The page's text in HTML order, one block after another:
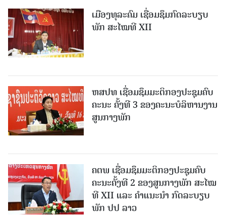
ເມືອງທຸລະຄົມ ເຊື່ອມຊຶມກົດລະບຽບ
ພັກ ສະໄໝທີ XII
ຫສປທ ເຊື່ອມຊຶມມະຕິກອງປະຊຸມຄົບ
ຄະນະ ຄັ້ງທີ 3 ຂອງຄະນະບໍລິຫານງານ
ສູນກາງພັກ
ຄຕພ ເຊື່ອມຊຶມມະຕິກອງປະຊຸມຄົບ
ຄະນະຄັ້ງທີ 2 ຂອງສູນກາງພັກ ສະໄໝ
ທີ XII ແລະ ຄໍາແນະນໍາ ກົດລະບຽບ
ພັກ ປປ ລາວ